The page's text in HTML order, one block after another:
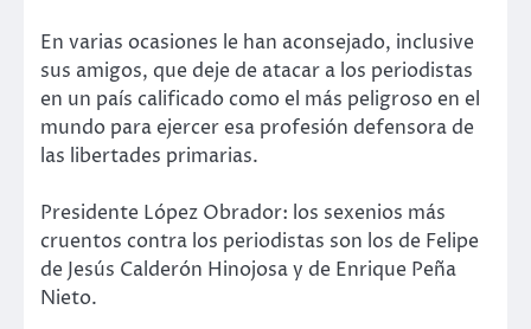
En varias ocasiones le han aconsejado, inclusive
sus amigos, que deje de atacar a los periodistas
en un país calificado como el más peligroso en el
mundo para ejercer esa profesión defensora de
las libertades primarias.
Presidente López Obrador: los sexenios más
cruentos contra los periodistas son los de Felipe
de Jesús Calderón Hinojosa y de Enrique Peña
Nieto.